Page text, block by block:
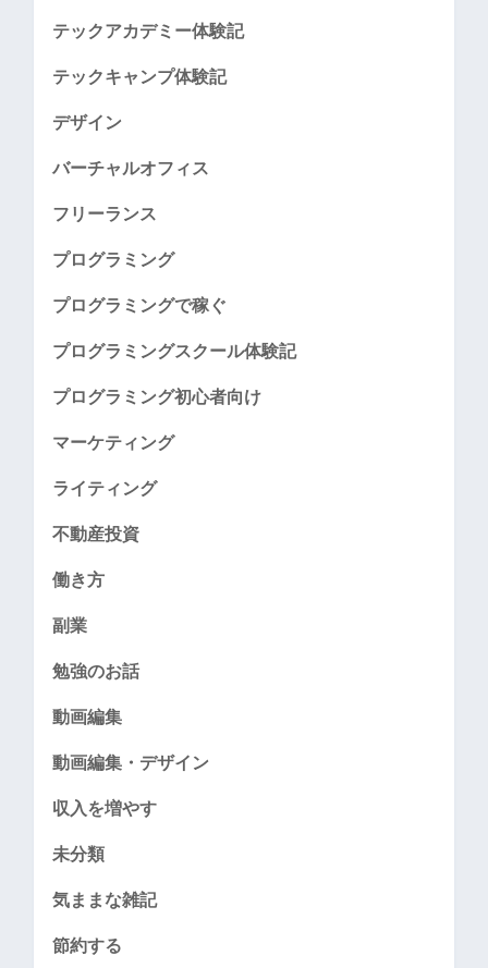
テックアカデミー体験記
テックキャンプ体験記
デザイン
バーチャルオフィス
フリーランス
プログラミング
プログラミングで稼ぐ
プログラミングスクール体験記
プログラミング初心者向け
マーケティング
ライティング
不動産投資
働き方
副業
勉強のお話
動画編集
動画編集・デザイン
収入を増やす
未分類
気ままな雑記
節約する